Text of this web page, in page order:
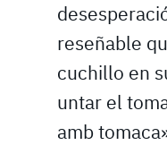
reseñable
cuchillo en
untar el
amb